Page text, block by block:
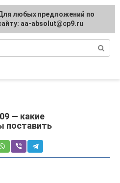
и сервис
— какие
поставить
любых предложений по
aa-absolut@cp9.ru